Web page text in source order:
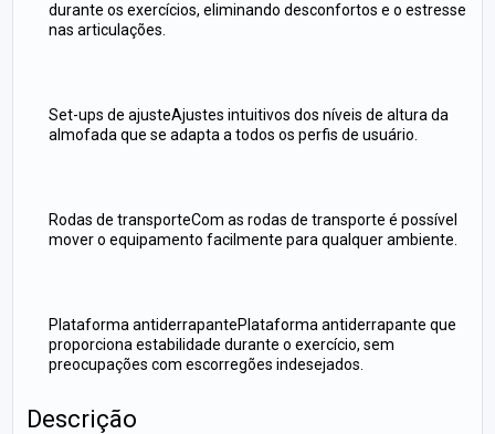
durante os exercícios, eliminando desconfortos e o estresse
nas articulações.
Set-ups de ajusteAjustes intuitivos dos níveis de altura da
almofada que se adapta a todos os perfis de usuário.
Rodas de transporteCom as rodas de transporte é possível
mover o equipamento facilmente para qualquer ambiente.
Plataforma antiderrapantePlataforma antiderrapante que
proporciona estabilidade durante o exercício, sem
preocupações com escorregões indesejados.
Descrição